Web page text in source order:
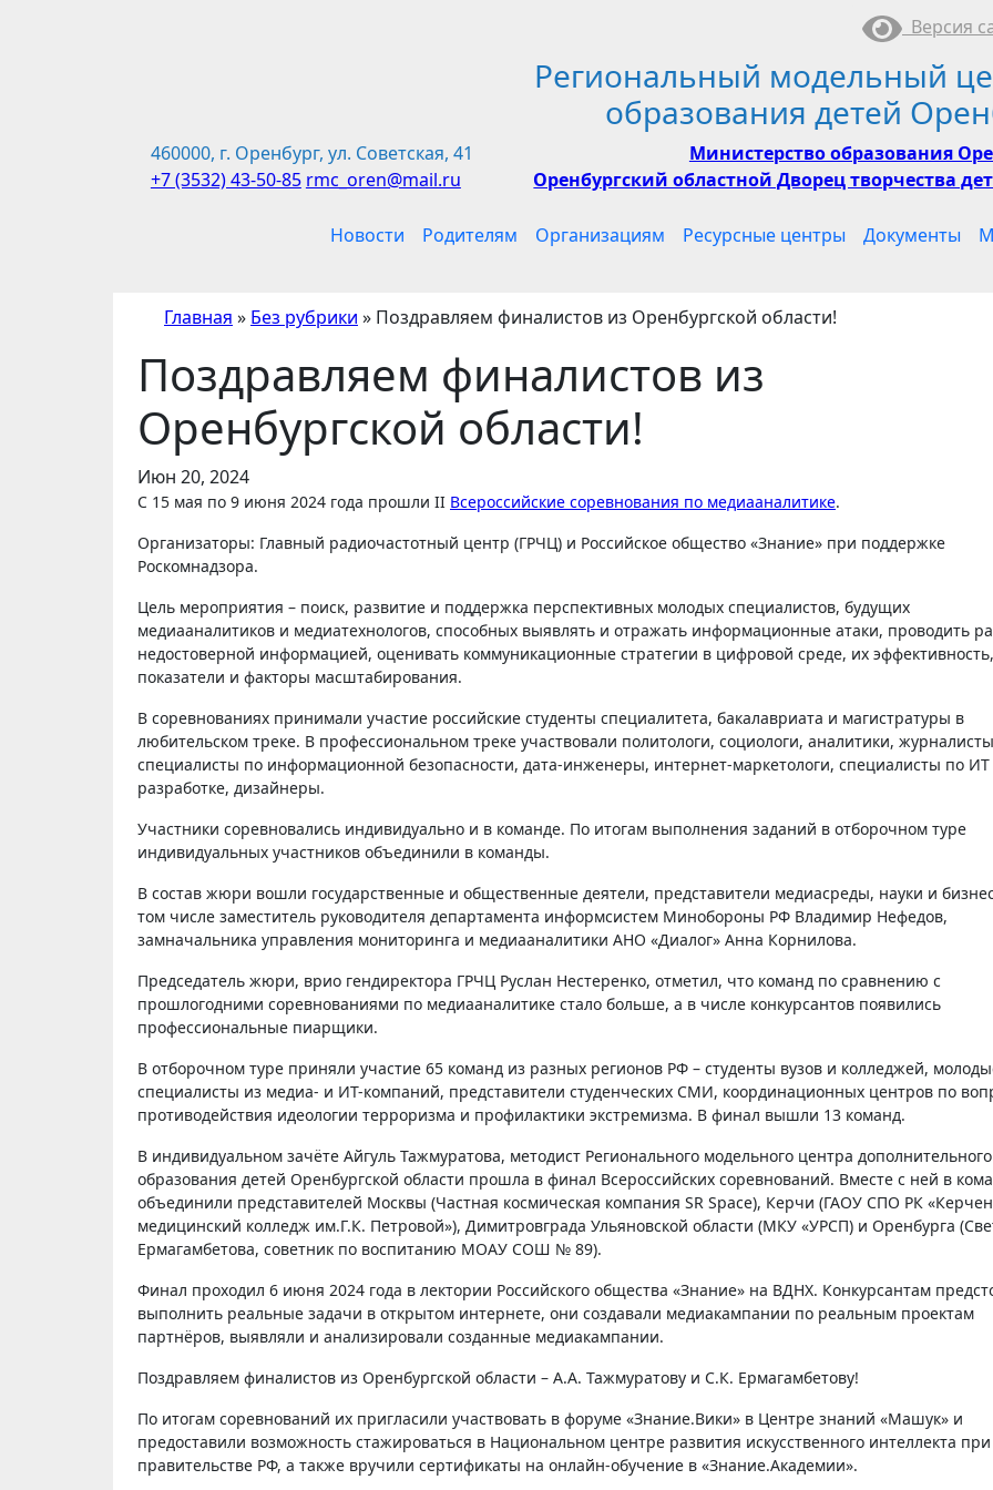
Версия
Региональный модельный
образования детей
460000, г. Оренбург, ул. Советская, 41
+7 (3532) 43-50-85 rmc_oren@mail.ru
Министерство образования
Оренбургский областной Дворец творчества
Новости Родителям Организациям Ресурсные центры Документы
Главная » Без рубрики » Поздравляем финалистов из Оренбургской области!
Поздравляем финалистов из
Оренбургской области!
Июн 20, 2024
С 15 мая по 9 июня 2024 года прошли II Всероссийские соревнования по медиааналитике.
Организаторы: Главный радиочастотный центр (ГРЧЦ) и Российское общество «Знание» при поддержке
Роскомнадзора.
Цель мероприятия – поиск, развитие и поддержка перспективных молодых специалистов, будущих
медиааналитиков и медиатехнологов, способных выявлять и отражать информационные атаки, проводить
недостоверной информацией, оценивать коммуникационные стратегии в цифровой среде, их эффективность,
показатели и факторы масштабирования.
В соревнованиях принимали участие российские студенты специалитета, бакалавриата и магистратуры в
любительском треке. В профессиональном треке участвовали политологи, социологи, аналитики,
специалисты по информационной безопасности, дата-инженеры, интернет-маркетологи, специалисты по ИТ
разработке, дизайнеры.
Участники соревновались индивидуально и в команде. По итогам выполнения заданий в отборочном туре
индивидуальных участников объединили в команды.
В состав жюри вошли государственные и общественные деятели, представители медиасреды, науки и
том числе заместитель руководителя департамента информсистем Минобороны РФ Владимир Нефедов,
замначальника управления мониторинга и медиааналитики АНО «Диалог» Анна Корнилова.
Председатель жюри, врио гендиректора ГРЧЦ Руслан Нестеренко, отметил, что команд по сравнению с
прошлогодними соревнованиями по медиааналитике стало больше, а в числе конкурсантов появились
профессиональные пиарщики.
В отборочном туре приняли участие 65 команд из разных регионов РФ – студенты вузов и колледжей,
специалисты из медиа- и ИТ-компаний, представители студенческих СМИ, координационных центров по
противодействия идеологии терроризма и профилактики экстремизма. В финал вышли 13 команд.
В индивидуальном зачёте Айгуль Тажмуратова, методист Регионального модельного центра дополнительного
образования детей Оренбургской области прошла в финал Всероссийских соревнований. Вместе с ней в
объединили представителей Москвы (Частная космическая компания SR Space), Керчи (ГАОУ СПО РК
медицинский колледж им.Г.К. Петровой»), Димитровграда Ульяновской области (МКУ «УРСП) и Оренбурга
Ермагамбетова, советник по воспитанию МОАУ СОШ № 89).
Финал проходил 6 июня 2024 года в лектории Российского общества «Знание» на ВДНХ. Конкурсантам
выполнить реальные задачи в открытом интернете, они создавали медиакампании по реальным проектам
партнёров, выявляли и анализировали созданные медиакампании.
Поздравляем финалистов из Оренбургской области – А.А. Тажмуратову и С.К. Ермагамбетову!
По итогам соревнований их пригласили участвовать в форуме «Знание.Вики» в Центре знаний «Машук» и
предоставили возможность стажироваться в Национальном центре развития искусственного интеллекта при
правительстве РФ, а также вручили сертификаты на онлайн-обучение в «Знание.Академии».